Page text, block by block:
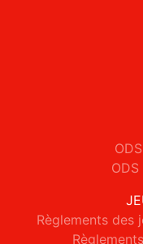
Règlements des